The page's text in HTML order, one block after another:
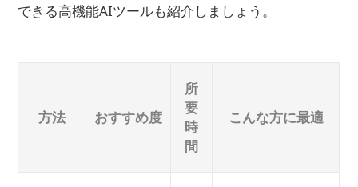
できる高機能AIツールも紹介しましょう。
方法 おすすめ度
所
要
時
間
こんな方に最適